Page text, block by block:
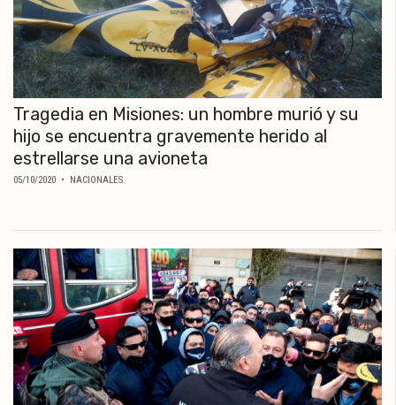
Tragedia en Misiones: un hombre murió y su
hijo se encuentra gravemente herido al
estrellarse una avioneta
05/10/2020 • NACIONALES